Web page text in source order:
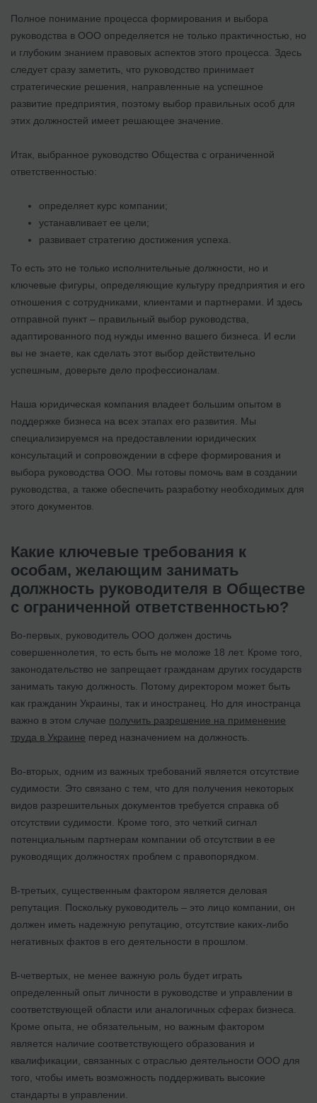
Полное понимание процесса формирования и выбора
руководства в ООО определяется не только практичностью, но
и глубоким знанием правовых аспектов этого процесса. Здесь
следует сразу заметить, что руководство принимает
стратегические решения, направленные на успешное
развитие предприятия, поэтому выбор правильных особ для
этих должностей имеет решающее значение.
Итак, выбранное руководство Общества с ограниченной
ответственностью:
определяет курс компании;
устанавливает ее цели;
развивает стратегию достижения успеха.
То есть это не только исполнительные должности, но и
ключевые фигуры, определяющие культуру предприятия и его
отношения с сотрудниками, клиентами и партнерами. И здесь
отправной пункт – правильный выбор руководства,
адаптированного под нужды именно вашего бизнеса. И если
вы не знаете, как сделать этот выбор действительно
успешным, доверьте дело профессионалам.
Наша юридическая компания владеет большим опытом в
поддержке бизнеса на всех этапах его развития. Мы
специализируемся на предоставлении юридических
консультаций и сопровождении в сфере формирования и
выбора руководства ООО. Мы готовы помочь вам в создании
руководства, а также обеспечить разработку необходимых для
этого документов.
Какие ключевые требования к
особам, желающим занимать
должность руководителя в Обществе
с ограниченной ответственностью?
Во-первых, руководитель ООО должен достичь
совершеннолетия, то есть быть не моложе 18 лет. Кроме того,
законодательство не запрещает гражданам других государств
занимать такую должность. Потому директором может быть
как гражданин Украины, так и иностранец. Но для иностранца
важно в этом случае получить разрешение на применение
труда в Украине перед назначением на должность.
Во-вторых, одним из важных требований является отсутствие
судимости. Это связано с тем, что для получения некоторых
видов разрешительных документов требуется справка об
отсутствии судимости. Кроме того, это четкий сигнал
потенциальным партнерам компании об отсутствии в ее
руководящих должностях проблем с правопорядком.
В-третьих, существенным фактором является деловая
репутация. Поскольку руководитель – это лицо компании, он
должен иметь надежную репутацию, отсутствие каких-либо
негативных фактов в его деятельности в прошлом.
В-четвертых, не менее важную роль будет играть
определенный опыт личности в руководстве и управлении в
соответствующей области или аналогичных сферах бизнеса.
Кроме опыта, не обязательным, но важным фактором
является наличие соответствующего образования и
квалификации, связанных с отраслью деятельности ООО для
того, чтобы иметь возможность поддерживать высокие
стандарты в управлении.